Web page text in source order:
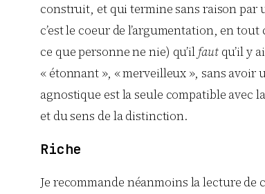
construit, et qui termine sans raison par
c’est le coeur de l’argumentation, en
ce que personne ne nie) qu’il fautqu’il y
« étonnant », « merveilleux », sans avoir
agnostique est la seule compatible avec
et du sens de la distinction.
Riche
Je recommande néanmoins la lecture